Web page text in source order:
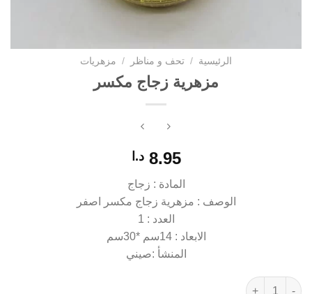
الرئيسية / تحف و مناظر / مزهريات
مزهرية زجاج مكسر
8.95 د.ا
المادة : زجاج
الوصف : مزهرية زجاج مكسر اصفر
العدد : 1
الابعاد : 14سم *30سم
المنشأ :صيني
كمية مزهرية زجاج مكسر